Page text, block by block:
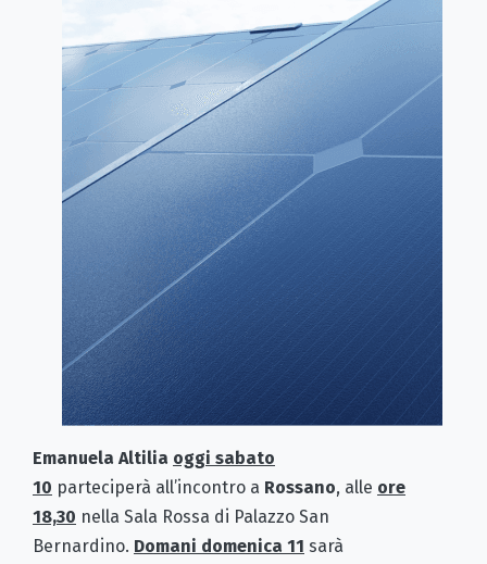
Emanuela Altilia oggi sabato
10 parteciperà all’incontro a Rossano, alle ore
18,30 nella Sala Rossa di Palazzo San
Bernardino. Domani domenica 11 sarà